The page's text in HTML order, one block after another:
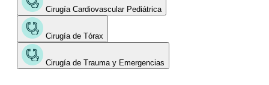
Cirugía Cardiovascular Pediátrica
Cirugía de Tórax
Cirugía de Trauma y Emergencias